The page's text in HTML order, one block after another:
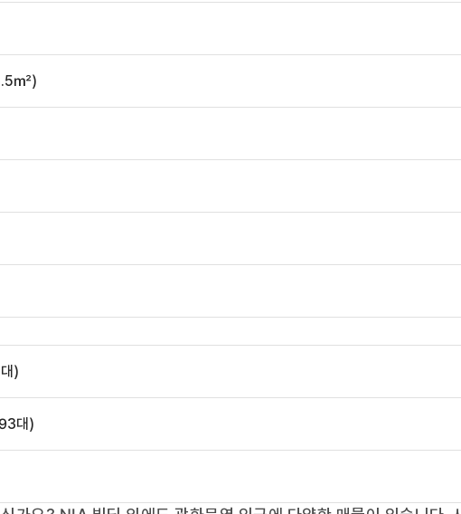
㎡)
)
대)